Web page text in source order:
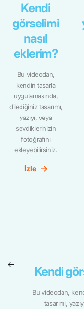
Kendi
görselimi
nasıl
eklerim?
Bu videodan,
kendin tasarla
uygulamasında,
dilediğiniz tasarımı,
yazıyı, veya
sevdiklerinizin
fotoğrafını
ekleyebilirsiniz.
İzle
Kendi
Bu videodan,
tasarımı,